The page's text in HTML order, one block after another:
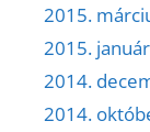
2015.
2015. január
2014.
2014.